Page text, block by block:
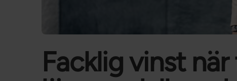
Facklig vinst